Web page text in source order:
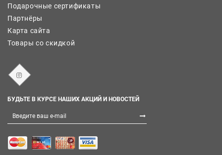
Подарочные сертификаты
Партнёры
Карта сайта
Товары со скидкой
БУДЬТЕ В КУРСЕ НАШИХ АКЦИЙ И НОВОСТЕЙ